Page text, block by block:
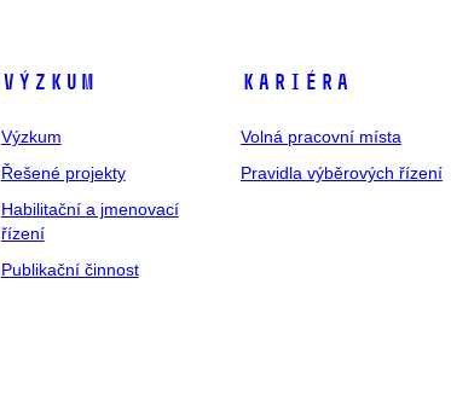
Výzkum
Výzkum
Řešené projekty
Habilitační a jmenovací
řízení
Publikační činnost
Kariéra
Volná pracovní místa
Pravidla výběrových řízení